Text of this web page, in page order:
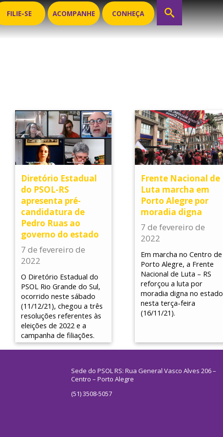
FILIE-SE ACOMPANHE CONHEÇA
Diretório Estadual
do PSOL-RS
apresenta pré-
candidatura de
Pedro Ruas ao
governo do estado
7 de fevereiro de
2022
O Diretório Estadual do
PSOL Rio Grande do Sul,
ocorrido neste sábado
(11/12/21), chegou a três
resoluções referentes às
eleições de 2022 e a
campanha de filiações.
Frente Nacional de
Luta marcha em
Porto Alegre por
moradia digna
7 de fevereiro de
2022
Em marcha no Centro de
Porto Alegre, a Frente
Nacional de Luta – RS
reforçou a luta por
moradia digna no estado
nesta terça-feira
(16/11/21).
Sede do PSOL RS: Rua General Vasco Alves 206 –
Centro – Porto Alegre
(51) 3508-5057